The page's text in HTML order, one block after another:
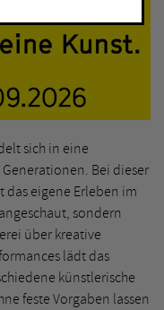
sich in eine
Bei dieser
das eigene Erleben im
sondern
über kreative
lädt das
künstlerische
feste Vorgaben lassen